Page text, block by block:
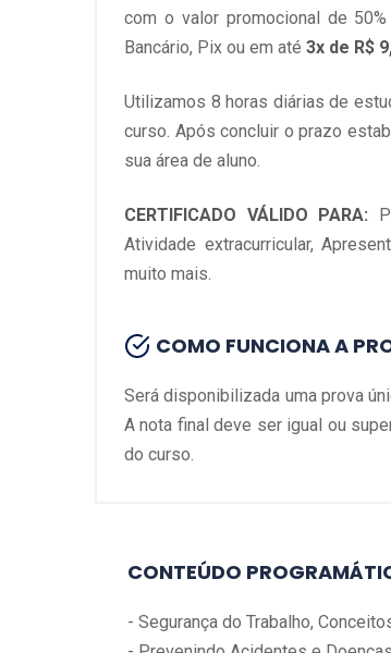
com o valor promocional de
Bancário, Pix ou em até 3x de R$
Utilizamos 8 horas diárias de
curso. Após concluir o prazo
sua área de aluno.
CERTIFICADO VÁLIDO PARA:
Atividade extracurricular,
muito mais.
COMO FUNCIONA A
Será disponibilizada uma prova
A nota final deve ser igual ou
do curso.
CONTEÚDO
- Segurança do Trabalho,